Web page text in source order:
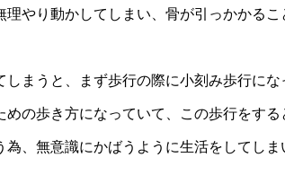
やり動かしてしまい、骨が引っかかる
まうと、まず歩行の際に小刻み歩行にな
の歩き方になっていて、この歩行をす
、無意識にかばうように生活をしてしま